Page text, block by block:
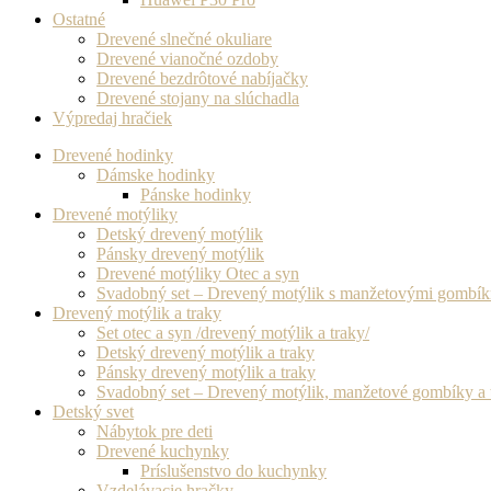
Ostatné
Drevené slnečné okuliare
Drevené vianočné ozdoby
Drevené bezdrôtové nabíjačky
Drevené stojany na slúchadla
Výpredaj hračiek
Drevené hodinky
Dámske hodinky
Pánske hodinky
Drevené motýliky
Detský drevený motýlik
Pánsky drevený motýlik
Drevené motýliky Otec a syn
Svadobný set – Drevený motýlik s manžetovými
Drevený motýlik a traky
Set otec a syn /drevený motýlik a traky/
Detský drevený motýlik a traky
Pánsky drevený motýlik a traky
Svadobný set – Drevený motýlik, manžetové gombíky a
Detský svet
Nábytok pre deti
Drevené kuchynky
Príslušenstvo do kuchynky